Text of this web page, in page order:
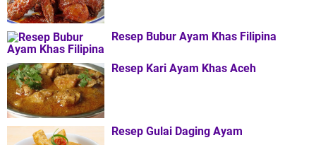
Resep Bubur Ayam Khas Filipina
Resep Kari Ayam Khas Aceh
Resep Gulai Daging Ayam